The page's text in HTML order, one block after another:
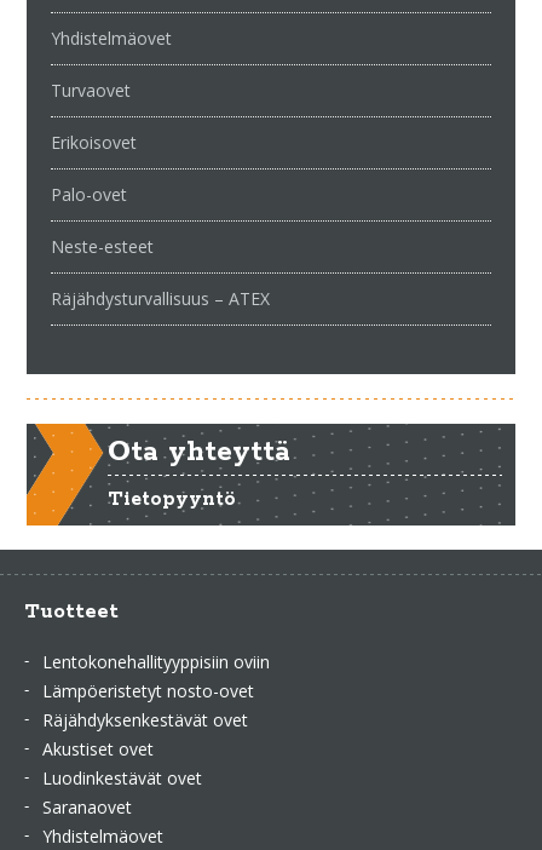
Yhdistelmäovet
Turvaovet
Erikoisovet
Palo-ovet
Neste-esteet
Räjähdysturvallisuus – ATEX
Ota yhteyttä
Tietopyyntö
Tuotteet
Lentokonehallityyppisiin oviin
Lämpöeristetyt nosto-ovet
Räjähdyksenkestävät ovet
Akustiset ovet
Luodinkestävät ovet
Saranaovet
Yhdistelmäovet